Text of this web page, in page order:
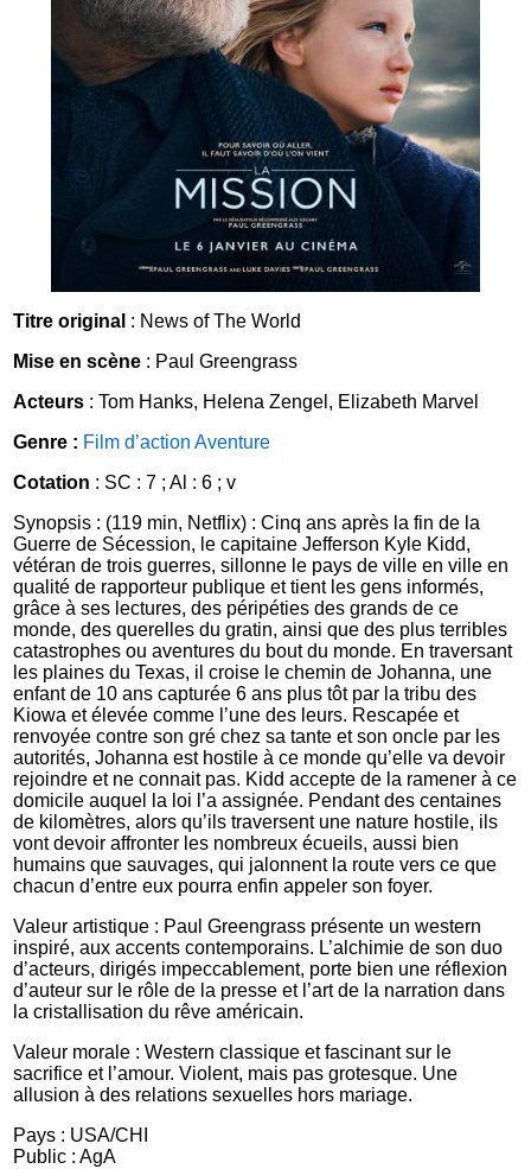
Titre original : News of The World
Mise en scène : Paul Greengrass
Acteurs : Tom Hanks, Helena Zengel, Elizabeth Marvel
Genre : Film d’action Aventure
Cotation : SC : 7 ; Al : 6 ; v
Synopsis : (119 min, Netflix) : Cinq ans après la fin de la
Guerre de Sécession, le capitaine Jefferson Kyle Kidd,
vétéran de trois guerres, sillonne le pays de ville en ville en
qualité de rapporteur publique et tient les gens informés,
grâce à ses lectures, des péripéties des grands de ce
monde, des querelles du gratin, ainsi que des plus terribles
catastrophes ou aventures du bout du monde. En traversant
les plaines du Texas, il croise le chemin de Johanna, une
enfant de 10 ans capturée 6 ans plus tôt par la tribu des
Kiowa et élevée comme l’une des leurs. Rescapée et
renvoyée contre son gré chez sa tante et son oncle par les
autorités, Johanna est hostile à ce monde qu’elle va devoir
rejoindre et ne connait pas. Kidd accepte de la ramener à ce
domicile auquel la loi l’a assignée. Pendant des centaines
de kilomètres, alors qu’ils traversent une nature hostile, ils
vont devoir affronter les nombreux écueils, aussi bien
humains que sauvages, qui jalonnent la route vers ce que
chacun d’entre eux pourra enfin appeler son foyer.
Valeur artistique : Paul Greengrass présente un western
inspiré, aux accents contemporains. L’alchimie de son duo
d’acteurs, dirigés impeccablement, porte bien une réflexion
d’auteur sur le rôle de la presse et l’art de la narration dans
la cristallisation du rêve américain.
Valeur morale : Western classique et fascinant sur le
sacrifice et l’amour. Violent, mais pas grotesque. Une
allusion à des relations sexuelles hors mariage.
Pays : USA/CHI
Public : AgA